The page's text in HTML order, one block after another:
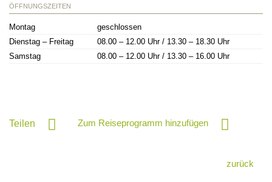
ÖFFNUNGSZEITEN
Montag
geschlossen
Dienstag – Freitag
08.00 – 12.00 Uhr / 13.30 – 18.30 Uhr
Samstag
08.00 – 12.00 Uhr / 13.30 – 16.00 Uhr
Teilen Zum Reiseprogramm hinzufügen
zurück